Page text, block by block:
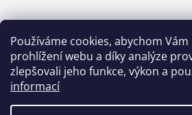
Používáme cookies, abychom
prohlížení webu a díky analýze
zlepšovali jeho funkce, výkon a
informací
Benefity Pluxee -